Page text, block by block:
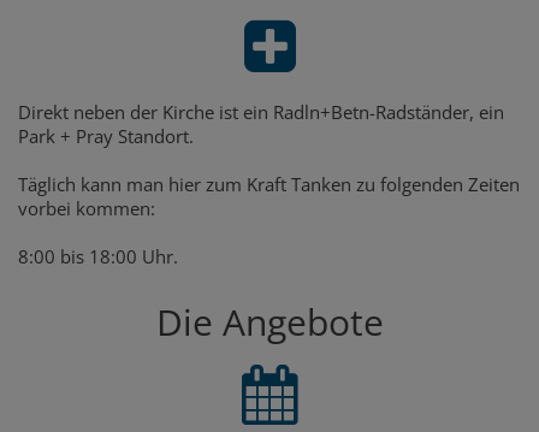
Direkt neben der Kirche ist ein Radln+Betn-Radständer, ein
Park + Pray Standort.
Täglich kann man hier zum Kraft Tanken zu folgenden Zeiten
vorbei kommen:
8:00 bis 18:00 Uhr.
Die Angebote